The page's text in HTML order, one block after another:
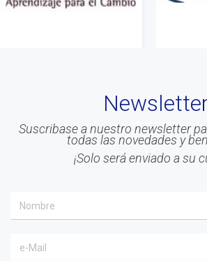
#Inteligencia Emocional
#Mindfulness
#coaching ejecutivo
#comunidad
Suscribase a nuestro newsletter
todas las novedades y
¡Solo será enviado a su